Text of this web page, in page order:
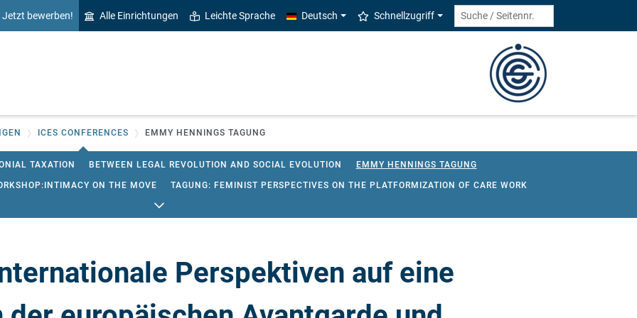
Jetzt bewerben! Alle Einrichtungen Leichte Sprache Deutsch Schnellzugriff
ICES CONFERENCES EMMY HENNINGS TAGUNG
TAXATION BETWEEN LEGAL REVOLUTION AND SOCIAL EVOLUTION EMMY HENNINGS TAGUNG
ON THE MOVE TAGUNG: FEMINIST PERSPECTIVES ON THE PLATFORMIZATION OF CARE WORK
CONFERENCE: MINORITY LANGUAGE MEDIA
EUROPÄISCHE REVOLUTIONEN UND GEGENWÄRTIGE PROTESTBEWEGUNGEN"
UND INNOVATIVES TAGUNG: INTERDISZIPLINÄRE NEUPERSPEKTIVIERUNG VON ‚GRENZE‘
Perspektiven auf eine